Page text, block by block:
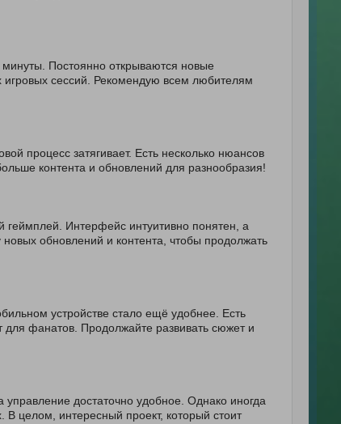
Постоянно открываются новые
игровых сессий. Рекомендую всем любителям
процесс затягивает. Есть несколько нюансов
контента и обновлений для разнообразия!
геймплей. Интерфейс интуитивно понятен, а
обновлений и контента, чтобы продолжать
устройстве стало ещё удобнее. Есть
фанатов. Продолжайте развивать сюжет и
управление достаточно удобное. Однако иногда
В целом, интересный проект, который стоит